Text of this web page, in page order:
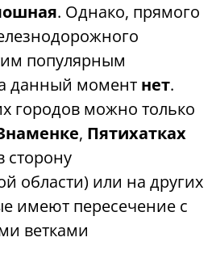
. Однако, прямого
популярным
данный момент нет.
городов можно только
, Пятихатках
сторону
области) или на других
имеют пересечение с
ветками